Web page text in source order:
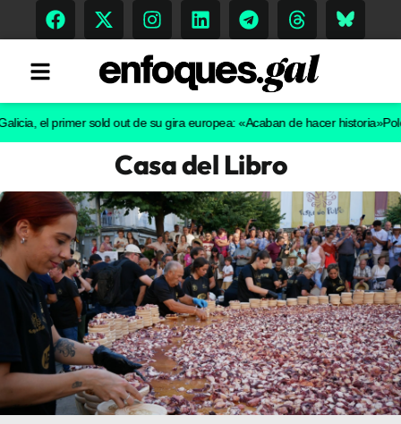
Memoria Histórica
Gastronomía
Escenarios
Sostenibilidad
primer sold out de su gira europea: «Acaban de hacer historia»Polémica
Casa del Libro